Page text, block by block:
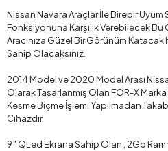
Nissan Navara Araçlar İle Birebir Uyum
Fonksiyonuna Karşılık Verebilecek Bu
Aracınıza Güzel Bir Görünüm
Sahip Olacaksınız.
2014 Model ve 2020 Model Arası
Olarak Tasarlanmış Olan FOR-X Marka
Kesme Biçme İşlemi Yapılmadan
Cihazdır.
9″ QLed Ekrana Sahip Olan , 2Gb Ram